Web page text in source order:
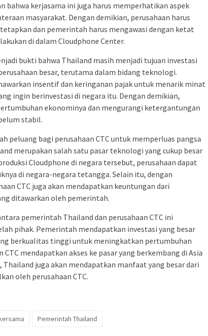
bahwa kerjasama ini juga harus memperhatikan aspek
masyarakat. Dengan demikian, perusahaan harus
dan pemerintah harus mengawasi dengan ketat
di dalam Cloudphone Center.
bukti bahwa Thailand masih menjadi tujuan investasi
besar, terutama dalam bidang teknologi.
insentif dan keringanan pajak untuk menarik minat
ingin berinvestasi di negara itu. Dengan demikian,
ekonominya dan mengurangi ketergantungan
stabil.
peluang bagi perusahaan CTC untuk memperluas pangsa
merupakan salah satu pasar teknologi yang cukup besar
Cloudphone di negara tersebut, perusahaan dapat
di negara-negara tetangga. Selain itu, dengan
CTC juga akan mendapatkan keuntungan dari
ditawarkan oleh pemerintah.
pemerintah Thailand dan perusahaan CTC ini
pihak. Pemerintah mendapatkan investasi yang besar
berkualitas tinggi untuk meningkatkan pertumbuhan
mendapatkan akses ke pasar yang berkembang di Asia
Thailand juga akan mendapatkan manfaat yang besar dari
oleh perusahaan CTC.
Pemerintah Thailand